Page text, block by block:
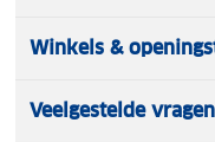
Winkels &
Veelgestelde vragen